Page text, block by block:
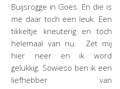
Buijsrogge in Goes. En die is
me daar toch een leuk. Een
tikkeltje kneuterig en toch
helemaal van nu. Zet mij
hier neer en ik word
gelukkig. Sowieso ben ik een
liefhebber van